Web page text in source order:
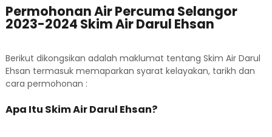
Permohonan Air Percuma Selangor
2023-2024 Skim Air Darul Ehsan
Berikut dikongsikan adalah maklumat tentang Skim Air Darul
Ehsan termasuk memaparkan syarat kelayakan, tarikh dan
cara permohonan :
Apa Itu Skim Air Darul Ehsan?